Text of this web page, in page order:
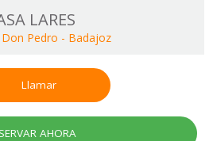
LARES
Pedro - Badajoz
Llamar
AHORA